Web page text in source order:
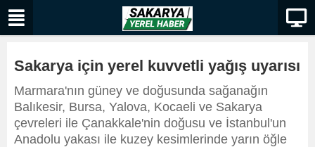
Sakarya için yerel kuvvetli yağış uyarısı
Marmara'nın güney ve doğusunda sağanağın
Balıkesir, Bursa, Yalova, Kocaeli ve Sakarya
çevreleri ile Çanakkale'nin doğusu ve İstanbul'un
Anadolu yakası ile kuzey kesimlerinde yarın öğle